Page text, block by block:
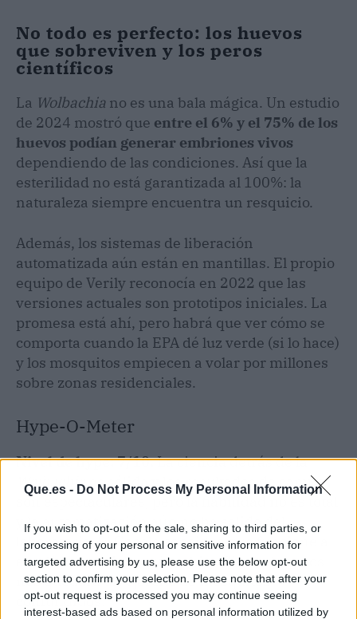
Que.es - Do Not Process My Personal Information
If you wish to opt-out of the sale, sharing to third parties, or
processing of your personal or sensitive information for
targeted advertising by us, please use the below opt-out
section to confirm your selection. Please note that after your
opt-out request is processed you may continue seeing
interest-based ads based on personal information utilized by
No todo es perfecto: los huevos
que sobreviven y los peros
científicos
La Wolbachia no es una bala mágica. Un estudio
de 2024 mostró que entre el 6% y el 75% de los
huevos podían generar embriones vivos
dependiendo de las condiciones. Así que la
esterilidad no está garantizada al 100%: la
naturaleza siempre encuentra un resquicio.
Además, los sistemas de liberación
automatizada aún están en mantillas. El propio
equipo de Verily reconocía en 2022 que las
versiones actuales son prototipos iniciales. La
promesa está ahí, pero habrá que ver cómo se
comporta cuando la EPA dé luz verde (si lo hace)
y los mosquitos empiecen a volar por millones
sobre zonas residenciales.
Hype-O-Meter
Nivel de hype: 7/10.La ciencia detrás de la
Wolbachia es sólida y los resultados de campo
son espectaculares, pero la fiabilidad no es total
y la automatización aún no ha salido del
laboratorio. Si Google consigue que funcione a
escala comercial, será un hito. Si no, al menos
nos quedará un ejército de mosquitos
confundidos.